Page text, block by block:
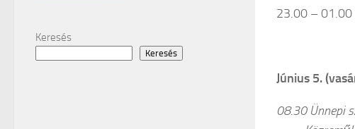
23.00 – 01.00
Június 5.
08.30 Ünnepi
Keresés
Keresés